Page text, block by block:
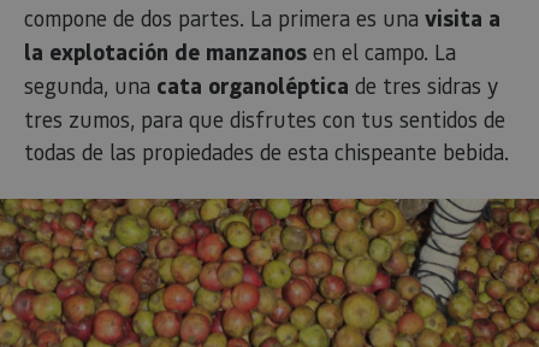
compone de dos partes. La primera es una visita a
la explotación de manzanos en el campo. La
segunda, una cata organoléptica de tres sidras y
tres zumos, para que disfrutes con tus sentidos de
todas de las propiedades de esta chispeante bebida.